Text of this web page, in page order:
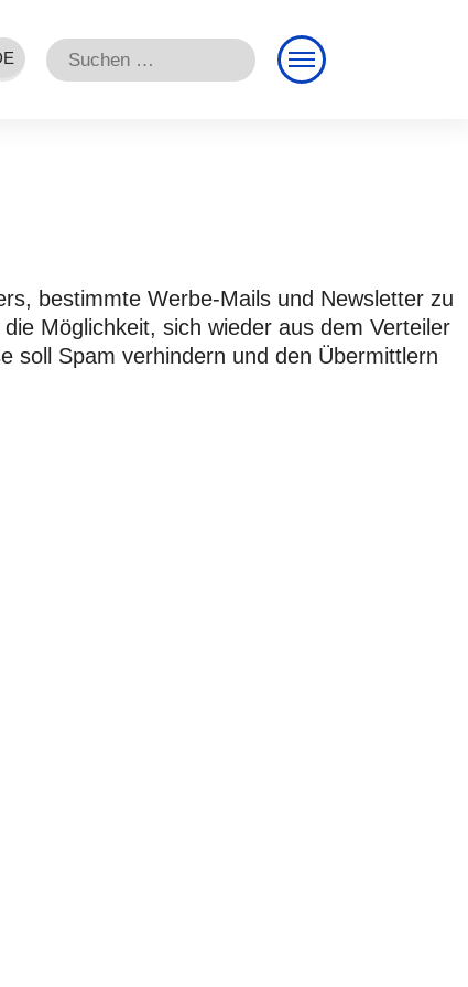
Suchen
nach:
bestimmte Werbe-Mails und Newsletter zu
Möglichkeit, sich wieder aus dem Verteiler
soll Spam verhindern und den Übermittlern